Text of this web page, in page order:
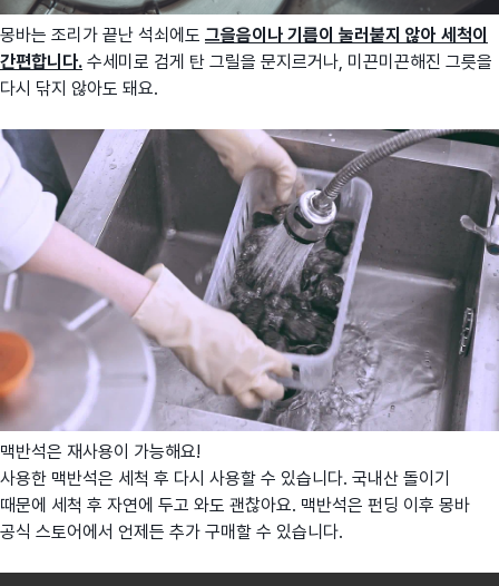
몽바는 조리가 끝난 석쇠에도 그을음이나 기름이 눌러붙지 않아 세척이
간편합니다. 수세미로 검게 탄 그릴을 문지르거나, 미끈미끈해진 그릇을
다시 닦지 않아도 돼요.
맥반석은 재사용이 가능해요!
사용한 맥반석은 세척 후 다시 사용할 수 있습니다. 국내산 돌이기
때문에 세척 후 자연에 두고 와도 괜찮아요. 맥반석은 펀딩 이후 몽바
공식 스토어에서 언제든 추가 구매할 수 있습니다.